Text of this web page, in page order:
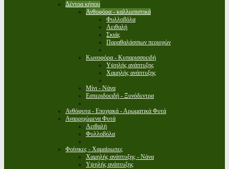
Δέντρα κήπου
Ανθοφόρα - καλλωπιστικά
Φυλλοβόλα
Αειθαλή
Σκιάς
Παραθαλάσσιων περιοχών
Κωνοφόρα - Κυπαρισσοειδή
Υψηλής ανάπτυξης
Χαμηλής ανάπτυξης
Μίνι - Νάνα
Εσπεριδοειδή - Ξυνόδεντρα
Ανθόφυτα - Εποχιακά - Αρωματικά Φυτά
Αναρριχώμενα Φυτά
Αειθαλή
Φυλλοβόλα
Φοίνικες - Χαμαίρωπες
Χαμηλής ανάπτυξης - Νάνα
Υψηλής ανάπτυξης